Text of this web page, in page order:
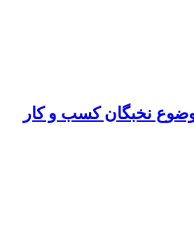
نخبگان کسب و کار